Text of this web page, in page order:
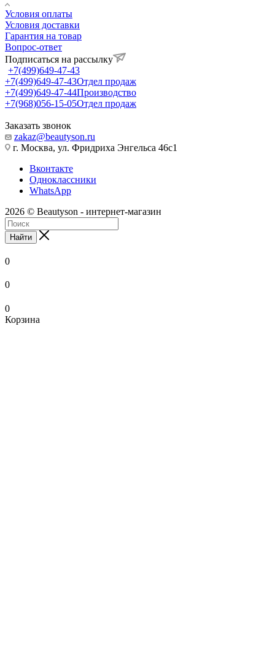
Условия оплаты
Условия доставки
Гарантия на товар
Вопрос-ответ
Подписаться на рассылку
+7(499)649-47-43
+7(499)649-47-43Отдел продаж
+7(499)649-47-44Производство
+7(968)056-15-05Отдел продаж
Заказать звонок
zakaz@beautyson.ru
г. Москва, ул. Фридриха Энгельса 46с1
Вконтакте
Одноклассники
WhatsApp
2026 © Beautyson - интернет-магазин
Найти
0
0
0
Корзина